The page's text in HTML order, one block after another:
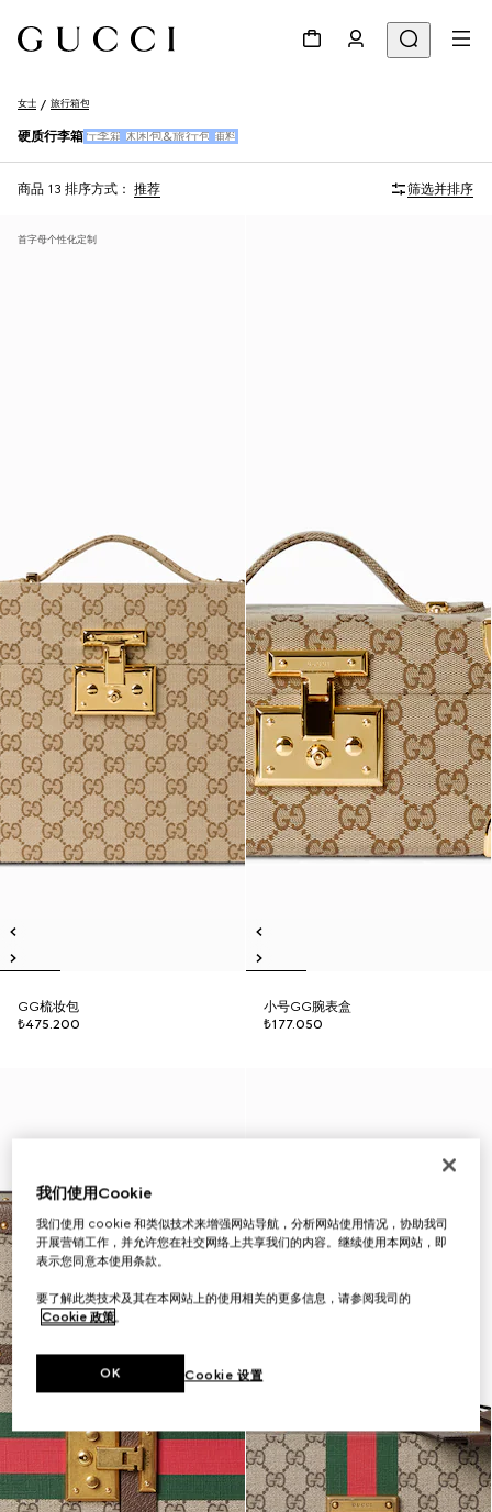
女士 旅行箱包
硬质行李箱 行李箱 休闲包&旅行包 辅料
商品 13 排序方式： 推荐 筛选并排序
首字母个性化定制
GG梳妆包
₺475.200
小号GG腕表盒
₺177.050
我们使用Cookie
我们使用 cookie 和类似技术来增强网站导航，分析网站使用情况，协助我司
开展营销工作，并允许您在社交网络上共享我们的内容。继续使用本网站，即
表示您同意本使用条款。
要了解此类技术及其在本网站上的使用相关的更多信息，请参阅我司的
Cookie 政策。
Cookie 设置
OK